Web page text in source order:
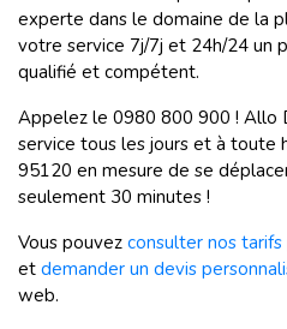
experte dans le domaine de la
votre service 7j/7j et 24h/24 un
qualifié et compétent.
Appelez le 0980 800 900 ! Allo
service tous les jours et à toute
95120 en mesure de se
seulement 30 minutes !
Vous pouvez consulter nos tarifs
et demander un devis
web.